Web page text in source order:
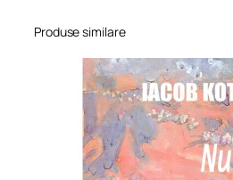
Produse similare